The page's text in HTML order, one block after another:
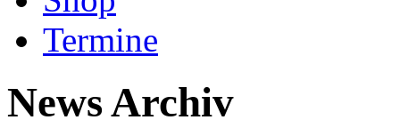
Termine
News Archiv